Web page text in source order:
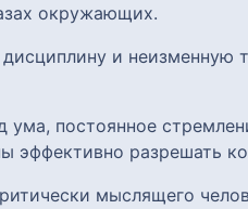
окружающих.
и неизменную
ума, постоянное
эффективно разрешать
мыслящего